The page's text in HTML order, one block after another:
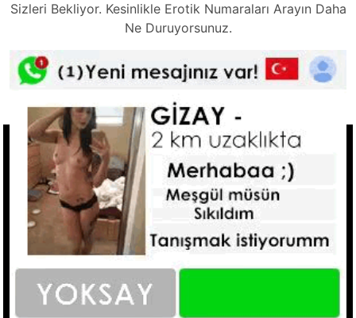
Sizleri Bekliyor. Kesinlikle Erotik Numaraları Arayın Daha
Ne Duruyorsunuz.
Tkla Ara
Hızlı Linkler
Ucuz Telefonda Sex Hattı
Seks Hattı Numaraları
Sex Numaraları
Whatsapp Seks Numaralar
Fantazi Sohbet
Ucuz Sex Hattı
Sohbet Numara
Cinsel Sohbet Hattı